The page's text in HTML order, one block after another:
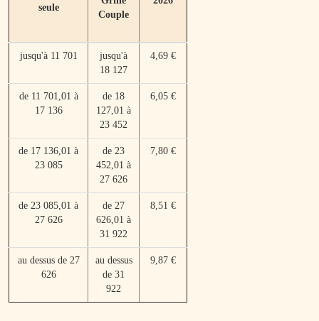
seule
Couple
jusqu'à 11 701
jusqu'à
18 127
4,69 €
de 11 701,01 à
17 136
de 18
127,01 à
23 452
6,05 €
de 17 136,01 à
23 085
de 23
452,01 à
27 626
7,80 €
de 23 085,01 à
27 626
de 27
626,01 à
31 922
8,51 €
au dessus de 27
626
au dessus
de 31
922
9,87 €